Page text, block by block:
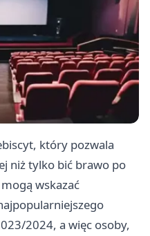
który pozwala
niż tylko bić brawo po
wskazać
2024, a więc osoby,